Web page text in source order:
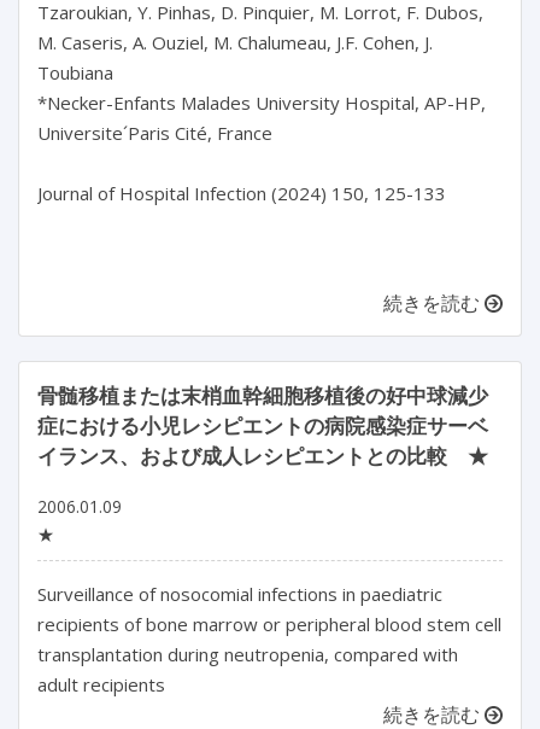
Tzaroukian, Y. Pinhas, D. Pinquier, M. Lorrot, F. Dubos,
M. Caseris, A. Ouziel, M. Chalumeau, J.F. Cohen, J.
Toubiana
*Necker-Enfants Malades University Hospital, AP-HP,
Universite´Paris Cité, France
Journal of Hospital Infection (2024) 150, 125-133
続きを読む
骨髄移植または末梢血幹細胞移植後の好中球減少
症における小児レシピエントの病院感染症サーベ
イランス、および成人レシピエントとの比較 ★
2006.01.09
★
Surveillance of nosocomial infections in paediatric
recipients of bone marrow or peripheral blood stem cell
transplantation during neutropenia, compared with
adult recipients
続きを読む